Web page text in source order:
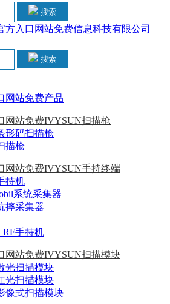
搜索
搜索
网站免费产品
网站免费IVYSUN扫描枪
形码扫描枪
描枪
网站免费IVYSUN手持终端
持机
系统采集器
摔采集器
手持机
网站免费IVYSUN扫描模块
光扫描模块
光扫描模块
像式扫描模块